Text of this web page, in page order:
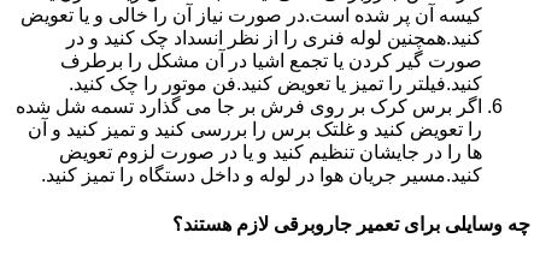
کیسه آن پر شده است.در صورت نیاز آن را خالی و یا تعویض
کنید.همچنین لوله فنری را از نظر انسداد چک کنید و در
صورت گیر کردن یا تجمع اشیا در آن مشکل را برطرف
کنید.فیلتر را تمیز یا تعویض کنید.فن موتور را چک کنید.
اگر برس کرک بر روی فرش بر جا می گذارد تسمه شل شده
را تعویض کنید و غلتک برس را بررسی کنید و تمیز کنید و آن
ها را در جایشان تنظیم کنید و یا در صورت لزوم تعویض
کنید.مسیر جریان هوا در لوله و داخل دستگاه را تمیز کنید.
چه وسایلی برای تعمیر جاروبرقی لازم هستند؟